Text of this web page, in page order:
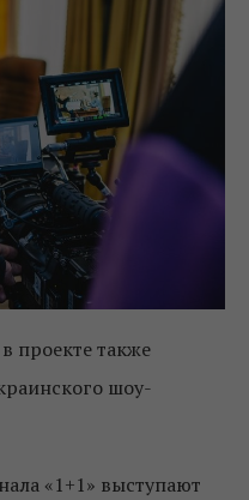
проекте также
шоу-
«1+1» выступают